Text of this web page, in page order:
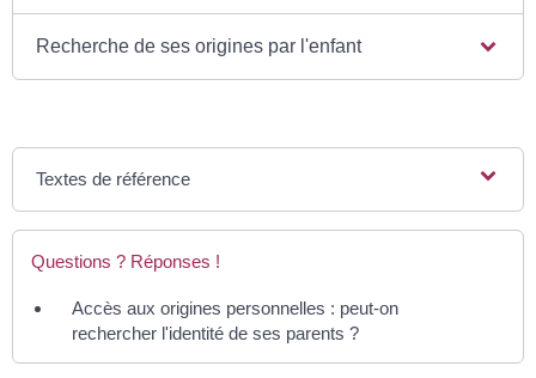
Recherche de ses origines par l'enfant
Textes de référence
Questions ? Réponses !
Accès aux origines personnelles : peut-on
rechercher l'identité de ses parents ?